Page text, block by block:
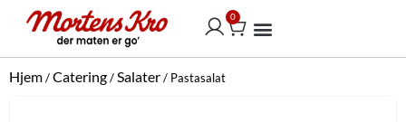
Hopp
innholdet
0
Handlekurv
Hjem/Catering/Salater/ Pastasalat